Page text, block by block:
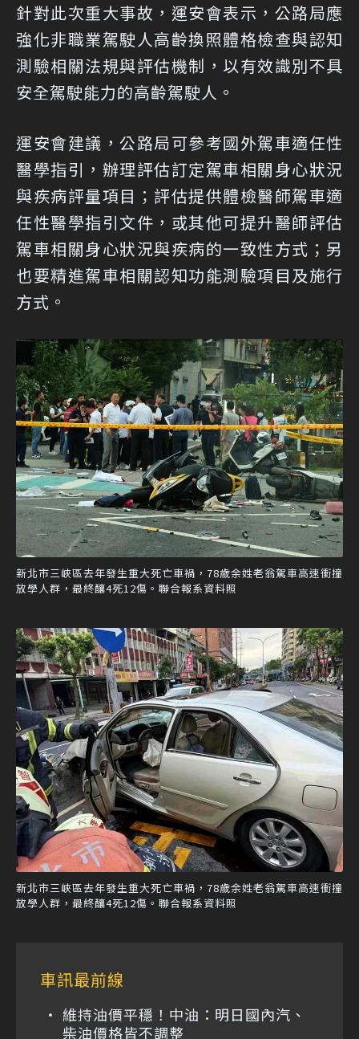
針對此次重大事故，運安會表示，公路局應
強化非職業駕駛人高齡換照體格檢查與認知
測驗相關法規與評估機制，以有效識別不具
安全駕駛能力的高齡駕駛人。
運安會建議，公路局可參考國外駕車適任性
醫學指引，辦理評估訂定駕車相關身心狀況
與疾病評量項目；評估提供體檢醫師駕車適
任性醫學指引文件，或其他可提升醫師評估
駕車相關身心狀況與疾病的一致性方式；另
也要精進駕車相關認知功能測驗項目及施行
方式。
新北市三峽區去年發生重大死亡車禍，78歲余姓老翁駕車高速衝撞
放學人群，最終釀4死12傷。聯合報系資料照
新北市三峽區去年發生重大死亡車禍，78歲余姓老翁駕車高速衝撞
放學人群，最終釀4死12傷。聯合報系資料照
車訊最前線
維持油價平穩！中油：明日國內汽、
柴油價格皆不調整